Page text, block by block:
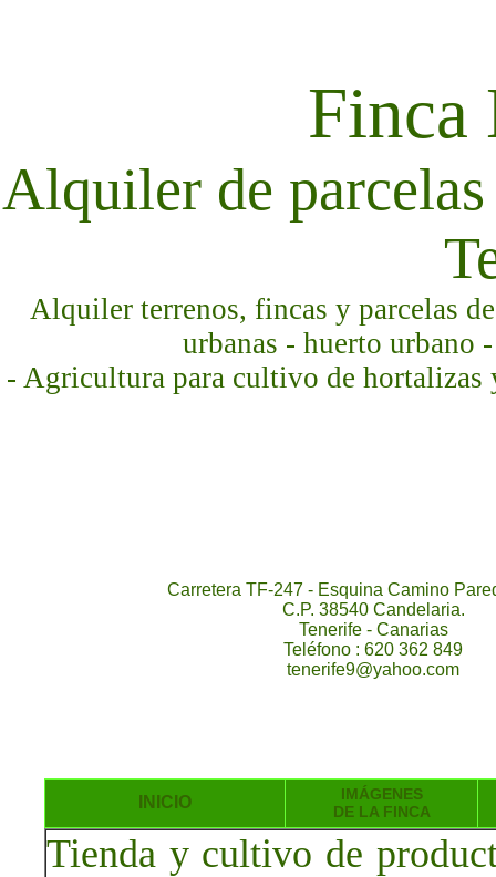
Finca
Alquiler de
Alquiler terrenos, fincas y parcelas
urbanas - huerto urbano
- Agricultura para cultivo de hortalizas
Carretera TF-247 - Esquina Camino
C.P. 38540 Candelaria.
Tenerife - Canarias
Teléfono : 620 362 849
tenerife9@yahoo.com
INICIO
IMÁGENES
DE LA FINCA
Tienda y cultivo de